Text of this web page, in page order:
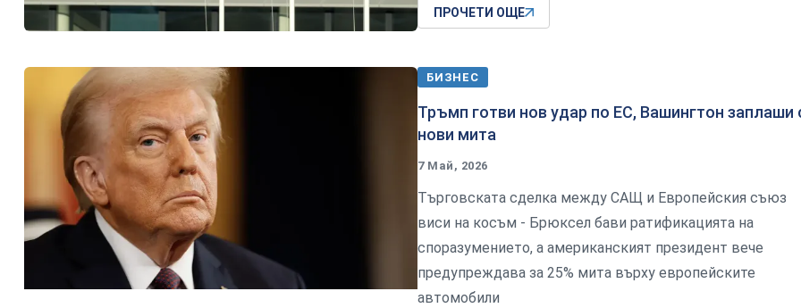
ПРОЧЕТИ ОЩЕ
БИЗНЕС
Тръмп готви нов удар по ЕС, Вашингтон заплаши
нови мита
7 Май, 2026
Търговската сделка между САЩ и Европейския съюз
виси на косъм - Брюксел бави ратификацията на
споразумението, а американският президент вече
предупреждава за 25% мита върху европейските
автомобили